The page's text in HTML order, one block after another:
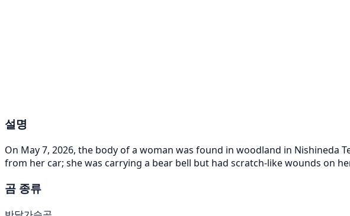
설명
On May 7, 2026, the body of a woman was found in woodland in
from her car; she was carrying a bear bell but had scratch-like wounds on
곰 종류